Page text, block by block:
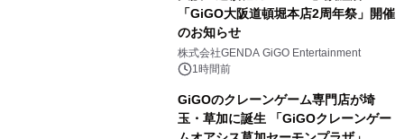
「GiGO大阪道頓堀本店2周年祭」開催
のお知らせ
株式会社GENDA GiGO Entertainment
1時間前
GiGOのクレーンゲーム専門店が埼
玉・草加に誕生 「GiGOクレーンゲー